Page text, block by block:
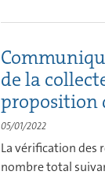
de la
proposition
05/01/2022
La vérification des
nombre total